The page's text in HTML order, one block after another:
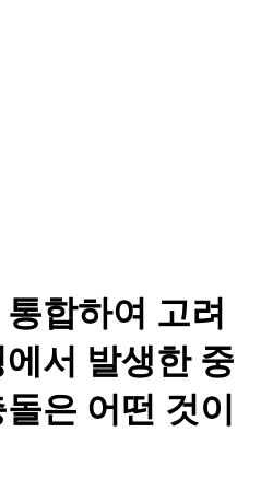
합하여 고려
서 발생한 중
은 어떤 것이